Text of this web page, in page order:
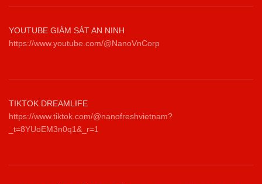
YOUTUBE GIÁM SÁT AN NINH
https://www.youtube.com/@NanoVnCorp
TIKTOK DREAMLIFE
https://www.tiktok.com/@nanofreshvietnam?
_t=8YUoEM3n0q1&_r=1